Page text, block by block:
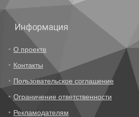
Информация
О проекте
Контакты
Пользовательское соглашение
Ограничение ответственности
Рекламодателям